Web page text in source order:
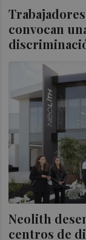
convocan
Neolith
centros de